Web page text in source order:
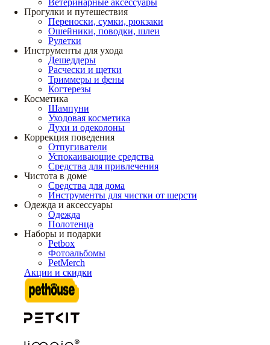
Ветеринарные аксессуары
Прогулки и путешествия
Переноски, сумки, рюкзаки
Ошейники, поводки, шлеи
Рулетки
Инструменты для ухода
Дешеддеры
Расчески и щетки
Триммеры и фены
Когтерезы
Косметика
Шампуни
Уходовая косметика
Духи и одеколоны
Коррекция поведения
Отпугиватели
Успокаивающие средства
Средства для привлечения
Чистота в доме
Средства для дома
Инструменты для чистки от шерсти
Одежда и аксессуары
Одежда
Полотенца
Наборы и подарки
Petbox
Фотоальбомы
PetMerch
Акции и скидки